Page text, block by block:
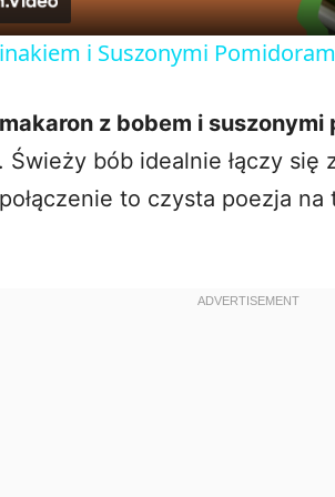
y
i
e
i Suszonymi
makaron z bobem i suszonymi
Świeży bób idealnie łączy się
to czysta poezja